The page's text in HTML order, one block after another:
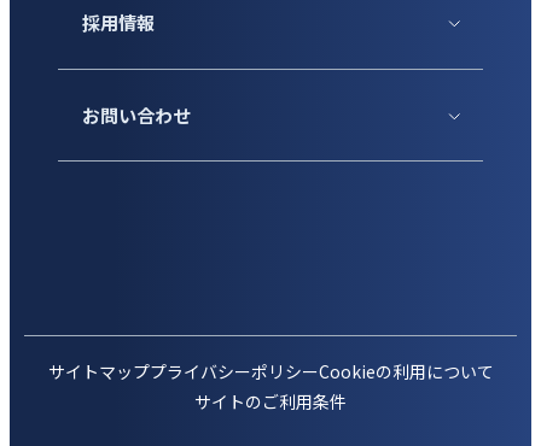
採用情報
お問い合わせ
サイトマッププライバシーポリシーCookieの利用について
サイトのご利用条件